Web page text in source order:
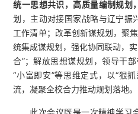
统一思想共识，高质量编制规划
划，主动对接国家战略与辽宁振
工作清单；改革创新谋规划，聚
统集成谋规划，强化协同联动，实
合”；解放思想谋规划，领导干
“小富即安”等思维定式，以“狠
流，凝聚全校合力推动规划落地。